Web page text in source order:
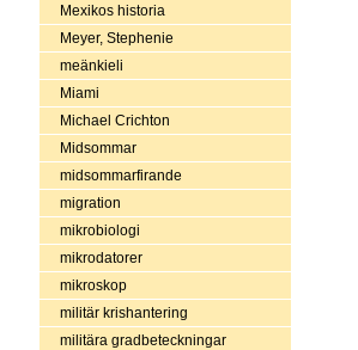
Mexikos historia
Meyer, Stephenie
meänkieli
Miami
Michael Crichton
Midsommar
midsommarfirande
migration
mikrobiologi
mikrodatorer
mikroskop
militär krishantering
militära gradbeteckningar